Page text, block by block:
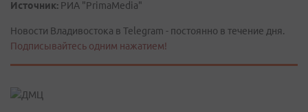
Источник: РИА "PrimaMedia"
Новости Владивостока в Telegram - постоянно в течение дня.
Подписывайтесь одним нажатием!